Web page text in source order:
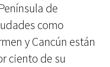
de
como
y Cancún están
ciento de su